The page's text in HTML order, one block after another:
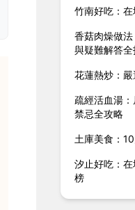
竹南好吃：
香菇肉燥做
與疑難解答
花蓮熱炒：
疏經活血湯
禁忌全攻略
土庫美食：
汐止好吃：
榜